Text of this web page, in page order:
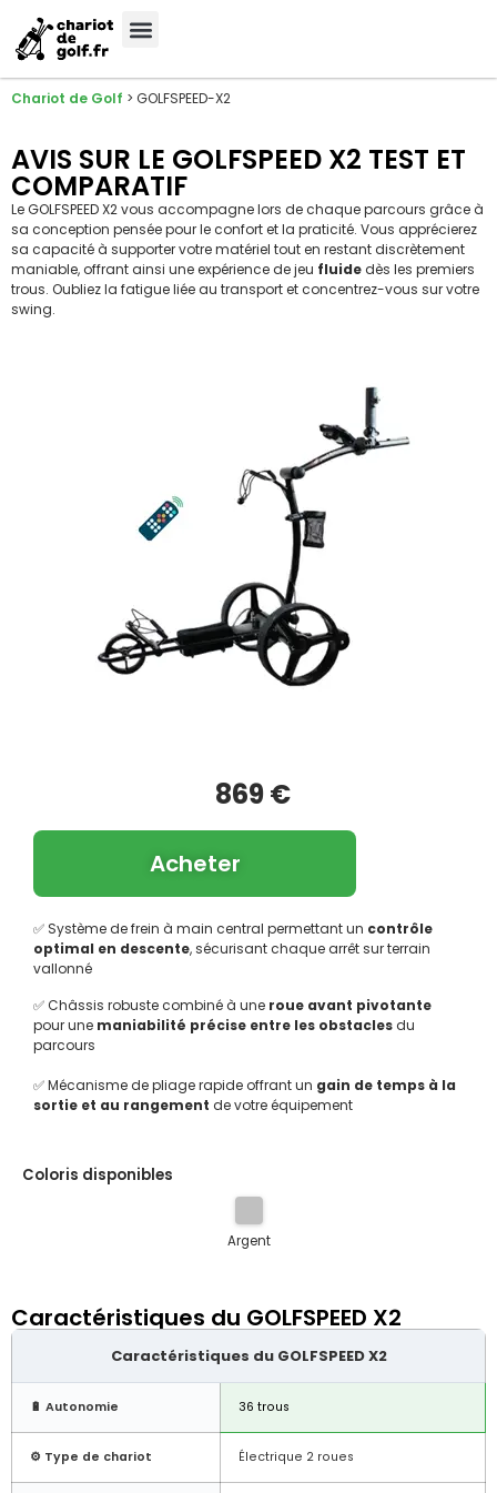
Chariot de Golf > GOLFSPEED-X2
AVIS SUR LE GOLFSPEED X2 TEST ET
COMPARATIF
Le GOLFSPEED X2 vous accompagne lors de chaque parcours grâce à
sa conception pensée pour le confort et la praticité. Vous apprécierez
sa capacité à supporter votre matériel tout en restant discrètement
maniable, offrant ainsi une expérience de jeu fluidedès les premiers
trous. Oubliez la fatigue liée au transport et concentrez-vous sur votre
swing.
✅ Système de frein à main central permettant un contrôle
optimal en descente, sécurisant chaque arrêt sur terrain
vallonné
✅ Châssis robuste combiné à une roue avant pivotante
pour une maniabilité précise entre les obstaclesdu
parcours
✅ Mécanisme de pliage rapide offrant un gain de temps à la
sortie et au rangement de votre équipement
Coloris disponibles
Argent
869 €
Acheter
Caractéristiques du GOLFSPEED X2
Caractéristiques du GOLFSPEED X2
🔋 Autonomie 36 trous
⚙️ Type de chariot Électrique 2 roues